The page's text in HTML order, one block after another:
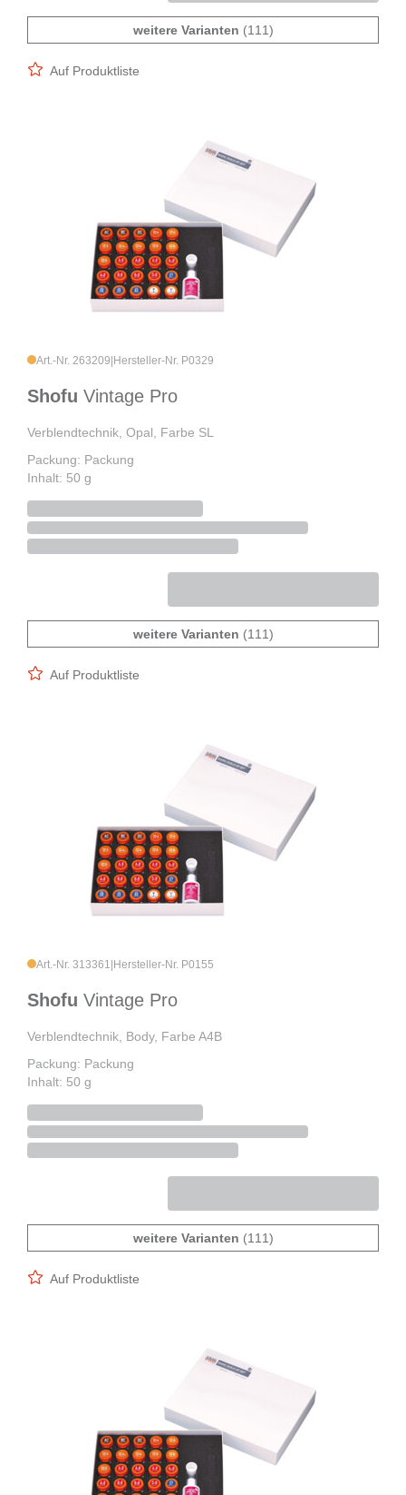
weitere Varianten (111)
Auf Produktliste
Art.-Nr. 263209 Hersteller-Nr. P0329
Shofu Vintage Pro
Verblendtechnik, Opal, Farbe SL
Packung: Packung
Inhalt: 50 g
weitere Varianten (111)
Auf Produktliste
Art.-Nr. 313361 Hersteller-Nr. P0155
Shofu Vintage Pro
Verblendtechnik, Body, Farbe A4B
Packung: Packung
Inhalt: 50 g
weitere Varianten (111)
Auf Produktliste